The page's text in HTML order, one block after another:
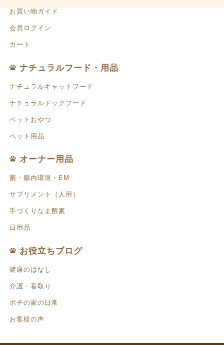
お買い物ガイド
会員ログイン
カート
ナチュラルフード・用品
ナチュラルキャットフード
ナチュラルドックフード
ペットおやつ
ペット用品
オーナー用品
菌・腸内環境・EM
サプリメント（人用）
手づくりなま酵素
日用品
お役立ちブログ
健康のはなし
介護・看取り
ポチの家の日常
お客様の声